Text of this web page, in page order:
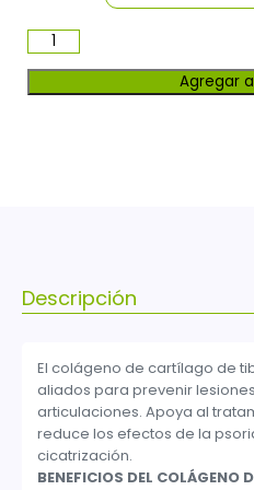
Agregar
Descripción
El colágeno de cartílago de
aliados para prevenir
articulaciones. Apoya al
reduce los efectos de la
cicatrización.
BENEFICIOS DEL COLÁGENO